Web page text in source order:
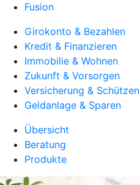
Fusion
Girokonto & Bezahlen
Kredit & Finanzieren
Immobilie & Wohnen
Zukunft & Vorsorgen
Versicherung & Schützen
Geldanlage & Sparen
Übersicht
Beratung
Produkte